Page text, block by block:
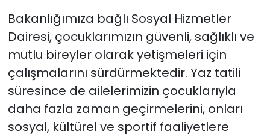
Bakanlığımıza bağlı Sosyal Hizmetler
Dairesi, çocuklarımızın güvenli, sağlıklı ve
mutlu bireyler olarak yetişmeleri için
çalışmalarını sürdürmektedir. Yaz tatili
süresince de ailelerimizin çocuklarıyla
daha fazla zaman geçirmelerini, onları
sosyal, kültürel ve sportif faaliyetlere